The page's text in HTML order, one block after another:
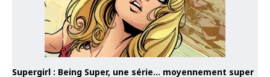
Supergirl : Being Super, une série… moyennement super